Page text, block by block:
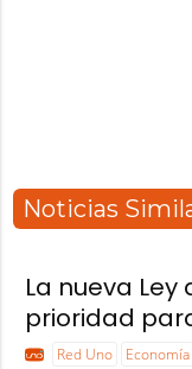
Noticias
La nueva
prioridad
Red Uno Economía